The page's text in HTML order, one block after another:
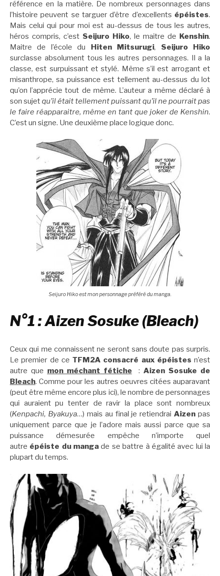
référence en la matière. De nombreux personnages dans
l’histoire peuvent se targuer d’être d’excellents épéistes.
Mais celui qui pour moi est au-dessus de tous les autres,
héros compris, c’est Seijuro Hiko, le maitre de Kenshin.
Maitre de l’école du Hiten Mitsurugi, Seijuro Hiko
surclasse absolument tous les autres personnages. Il a la
classe, est surpuissant et stylé. Même s’il est arrogant et
misanthrope, sa puissance est tellement au-dessus du lot
qu’on l’apprécie tout de même. L’auteur a même déclaré à
son sujetqu’il était tellement puissant qu’il ne pourrait pas
le faire réapparaitre, même en tant que joker de Kenshin.
C’est un signe. Une deuxième place logique donc.
Seijuro Hiko est mon personnage préféré du manga.
N°1 : Aizen Sosuke (Bleach)
Ceux qui me connaissent ne seront sans doute pas surpris.
Le premier de ce TFM2A consacré aux épéistes n’est
autre que mon méchant fétiche :Aizen Sosuke de
Bleach. Comme pour les autres oeuvres citées auparavant
(peut être même encore plus ici), le nombre de personnages
qui auraient pu tenter de ravir la place sont nombreux
(Kenpachi, Byakuya…) mais au final je retiendraiAizen pas
uniquement parce que je l’adore mais aussi parce que sa
puissance démesurée empêche n’importe quel
autre épéiste du manga de se battre à égalité avec lui la
plupart du temps.